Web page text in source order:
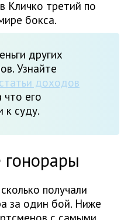
Кличко третий по
бокса.
других
Узнайте
статьи доходов
что его
к суду.
получали
за один бой. Ниже